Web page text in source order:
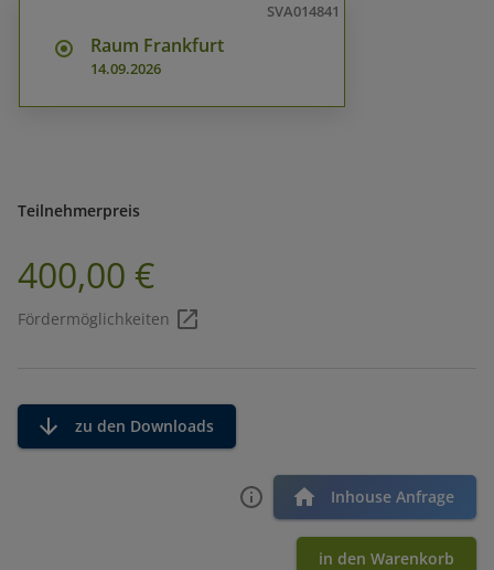
SVA014841
Raum Frankfurt
14.09.2026
Teilnehmerpreis
400,00 €
Fördermöglichkeiten
zu den Downloads
Inhouse Anfrage
in den Warenkorb